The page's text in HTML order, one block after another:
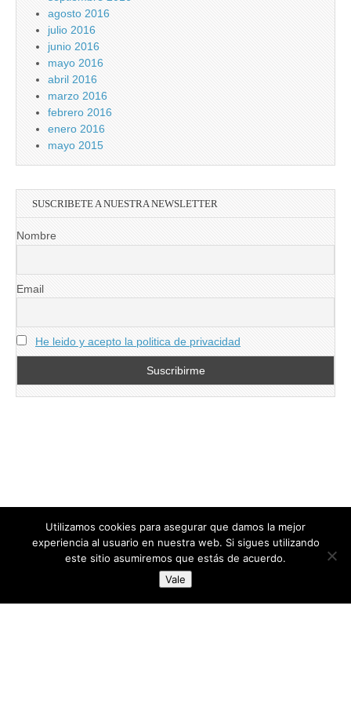
agosto 2016
julio 2016
junio 2016
mayo 2016
abril 2016
marzo 2016
febrero 2016
enero 2016
mayo 2015
SUSCRIBETE A NUESTRA NEWSLETTER
Nombre
Email
He leido y acepto la politica de privacidad
directoresdeseguridad.es
Diseñado por Centro Andaluz de Estudios y Entrenamiento
Utilizamos cookies para asegurar que damos la mejor
experiencia al usuario en nuestra web. Si sigues utilizando
este sitio asumiremos que estás de acuerdo.
Vale